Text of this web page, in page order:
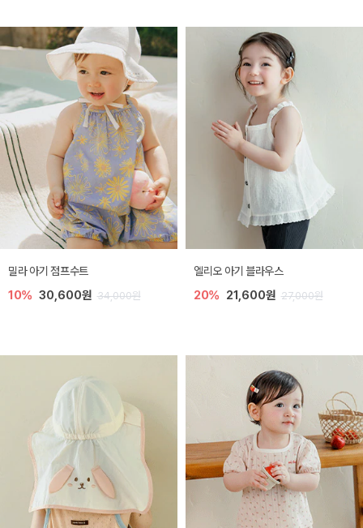
밀라 아기 점프수트
10% 30,600원 34,000원
엘리오 아기 블라우스
20% 21,600원 27,000원